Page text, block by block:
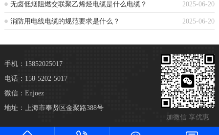
2025-06-20
无卤低烟阻燃交联聚乙烯烃电缆是什么电缆？
2025-06-20
消防用电线电缆的规范要求是什么？
加微信 享优惠
手机：15852025017
电话：158-5202-5017
微信：Enjoez
地址：上海市奉贤区金聚路388号